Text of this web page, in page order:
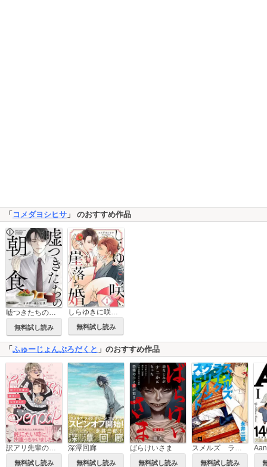
「コメダヨシヒサ 」 のおすすめ作品
嘘つきたちの朝食
無料試し読み
しらゆきに咲く、崖落ち婚。
無料試し読み
「 ふゅーじょんぷろだくと 」のおすすめ作品
訳アリ先輩の彼女になりました
無料試し読み
深潭回廊
無料試し読み
ばらけいさま
無料試し読み
スメルズ ライク グリーン スピリット
無料試し読み